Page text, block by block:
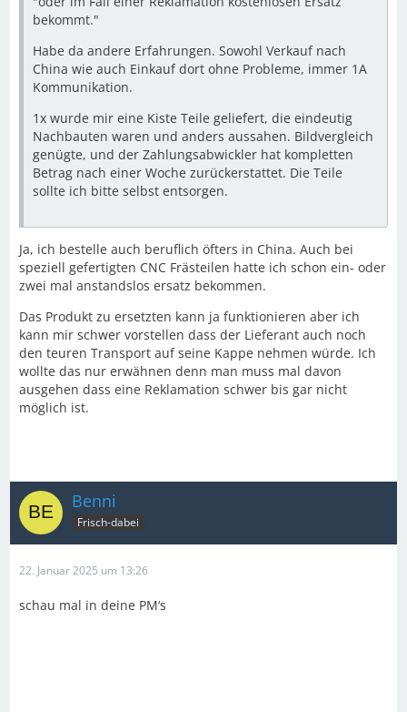
bekommt."
Habe da andere Erfahrungen. Sowohl Verkauf nach
China wie auch Einkauf dort ohne Probleme, immer 1A
Kommunikation.
1x wurde mir eine Kiste Teile geliefert, die eindeutig
Nachbauten waren und anders aussahen. Bildvergleich
genügte, und der Zahlungsabwickler hat kompletten
Betrag nach einer Woche zurückerstattet. Die Teile
sollte ich bitte selbst entsorgen.
Ja, ich bestelle auch beruflich öfters in China. Auch bei
speziell gefertigten CNC Frästeilen hatte ich schon ein- oder
zwei mal anstandslos ersatz bekommen.
Das Produkt zu ersetzten kann ja funktionieren aber ich
kann mir schwer vorstellen dass der Lieferant auch noch
den teuren Transport auf seine Kappe nehmen würde. Ich
wollte das nur erwähnen denn man muss mal davon
ausgehen dass eine Reklamation schwer bis gar nicht
möglich ist.
Benni
Frisch-dabei
22. Januar 2025 um 13:26
schau mal in deine PM‘s